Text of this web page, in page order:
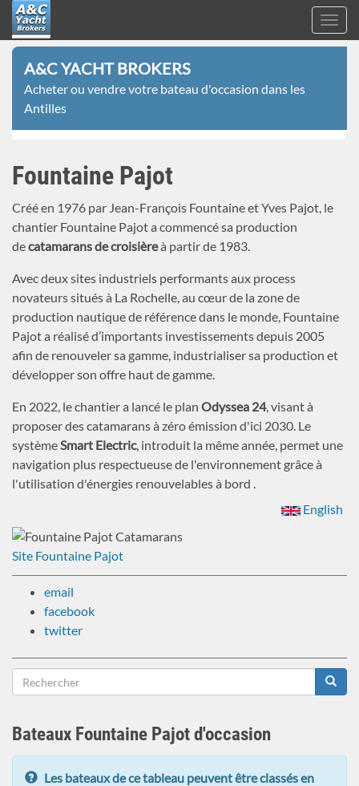
Aller
contenu
principal
A&C
Yacht
Brokers
A&C YACHT BROKERS
Acheter ou vendre votre bateau d'occasion dans les
Antilles
Fountaine Pajot
Créé en 1976 par Jean-François Fountaine et Yves Pajot, le
chantier Fountaine Pajot a commencé sa production
decatamarans de croisièreà partir de 1983.
Avec deux sites industriels performants aux process
novateurs situés à La Rochelle, au cœur de la zone de
production nautique de référence dans le monde, Fountaine
Pajot a réalisé d’importants investissements depuis 2005
afin de renouveler sa gamme, industrialiser sa production et
développer son offre haut de gamme.
En 2022, le chantier a lancé le plan Odyssea 24, visant à
proposer des catamarans à zéro émission d'ici 2030. Le
systèmeSmart Electric, introduit la même année, permet une
navigation plus respectueuse de l'environnement grâce à
l'utilisation d'énergies renouvelables à bord .
English
Site Fountaine Pajot
email
facebook
twitter
Formulaire
de
recherche
Bateaux Fountaine Pajot d'occasion
Les bateaux de ce tableau peuvent être classés en